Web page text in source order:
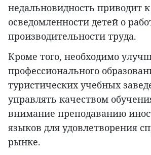
недальновидность приводит
осведомленности детей о
производительности труда.
Кроме того, необходимо
профессионального
туристических учебных
управлять качеством
внимание преподаванию
языков для удовлетворения
рынке.